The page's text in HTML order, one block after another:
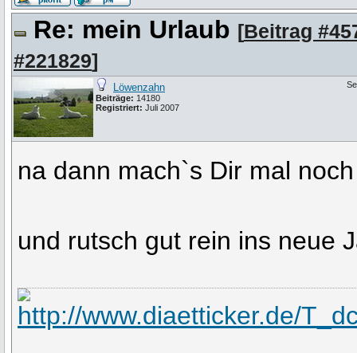
Re: mein Urlaub [Beitrag
#221829]
Löwenzahn
Beiträge: 14180
Registriert: Juli 2007
na dann mach`s Dir mal
und rutsch gut rein ins neue